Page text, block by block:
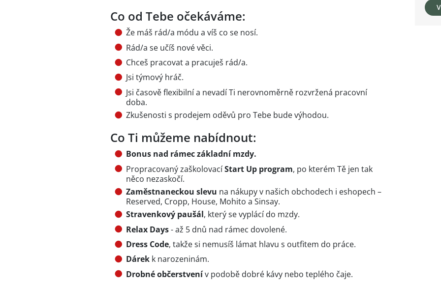
Co od Tebe očekáváme:
Že máš rád/a módu a víš co se nosí.
Rád/a se učíš nové věci.
Chceš pracovat a pracuješ rád/a.
Jsi týmový hráč.
Jsi časově flexibilní a nevadí Ti nerovnoměrně rozvržená pracovní
doba.
Zkušenosti s prodejem oděvů pro Tebe bude výhodou.
Co Ti můžeme nabídnout:
Bonus nad rámec základní mzdy.
Propracovaný zaškolovacíStart Up program, po kterém Tě jen tak
něco nezaskočí.
Zaměstnaneckou slevu na nákupy v našich obchodech i eshopech –
Reserved, Cropp, House, Mohito a Sinsay.
Stravenkový paušál, který se vyplácí do mzdy.
Relax Days- až 5 dnů nad rámec dovolené.
Dress Code, takže si nemusíš lámat hlavu s outfitem do práce.
Dárek k narozeninám.
Drobné občerstvenív podobě dobré kávy nebo teplého čaje.